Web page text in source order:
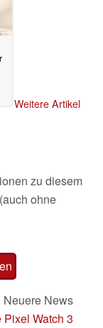
Weitere Artikel
zu diesem
ohne
Neuere News
Pixel Watch 3